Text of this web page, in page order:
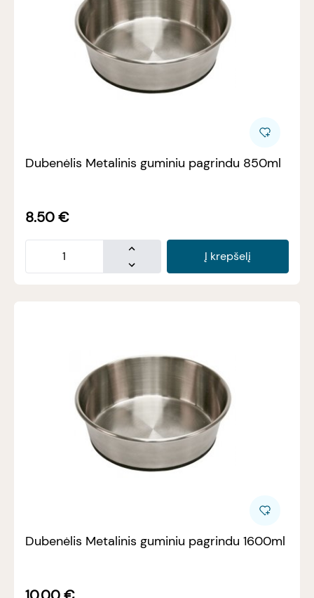
Dubenėlis Metalinis guminiu pagrindu 850ml
8.50€
Į krepšelį
Dubenėlis Metalinis guminiu pagrindu 1600ml